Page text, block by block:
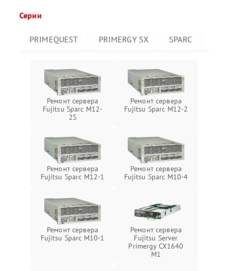
Серии
PRIMEQUEST PRIMERGY SX SPARC
Ремонт сервера
Fujitsu Sparc M12-
2S
Ремонт сервера
Fujitsu Sparc M12-2
Ремонт сервера
Fujitsu Sparc M12-1
Ремонт сервера
Fujitsu Sparc M10-4
Ремонт сервера
Fujitsu Sparc M10-1
Ремонт сервера
Fujitsu Server
Primergy CX1640
M1